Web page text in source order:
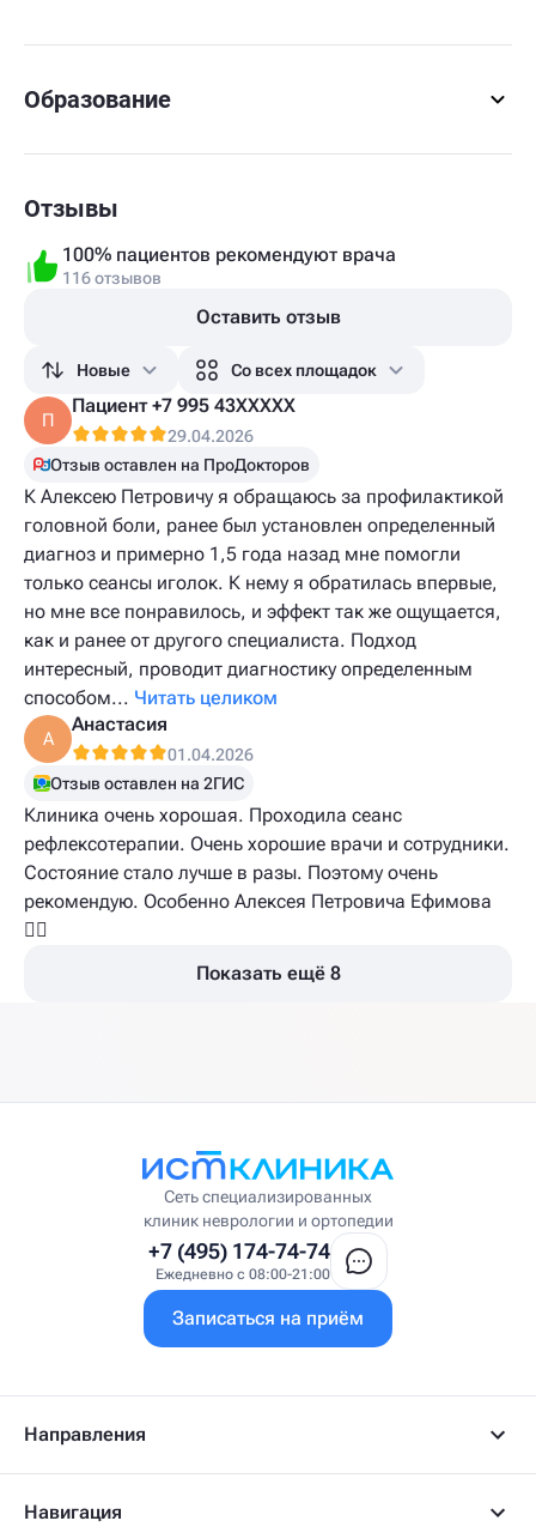
Образование
Отзывы
100% пациентов рекомендуют врача
116 отзывов
Оставить отзыв
Новые Со всех площадок
П
Пациент +7 995 43XXXXX
29.04.2026
Отзыв оставлен на ПроДокторов
К Алексею Петровичу я обращаюсь за профилактикой
головной боли, ранее был установлен определенный
диагноз и примерно 1,5 года назад мне помогли
только сеансы иголок. К нему я обратилась впервые,
но мне все понравилось, и эффект так же ощущается,
как и ранее от другого специалиста. Подход
интересный, проводит диагностику определенным
способом... Читать целиком
А
Анастасия
01.04.2026
Отзыв оставлен на 2ГИС
Клиника очень хорошая. Проходила сеанс
рефлексотерапии. Очень хорошие врачи и сотрудники.
Состояние стало лучше в разы. Поэтому очень
рекомендую. Особенно Алексея Петровича Ефимова
👍🏼
Показать ещё 8
Сеть специализированных
клиник неврологии и ортопедии
+7 (495) 174-74-74
Ежедневно с 08:00-21:00
Записаться на приём
Направления
Навигация